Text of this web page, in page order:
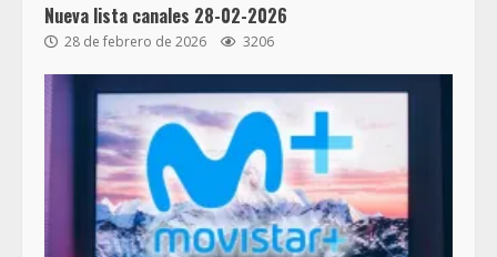
Nueva lista canales 28-02-2026
28 de febrero de 2026 3206